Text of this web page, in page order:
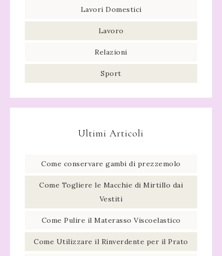
Lavori Domestici
Lavoro
Relazioni
Sport
Ultimi Articoli
Come conservare gambi di prezzemolo​
Come Togliere le Macchie di Mirtillo dai
Vestiti
Come Pulire il Materasso Viscoelastico
Come Utilizzare il Rinverdente per il Prato